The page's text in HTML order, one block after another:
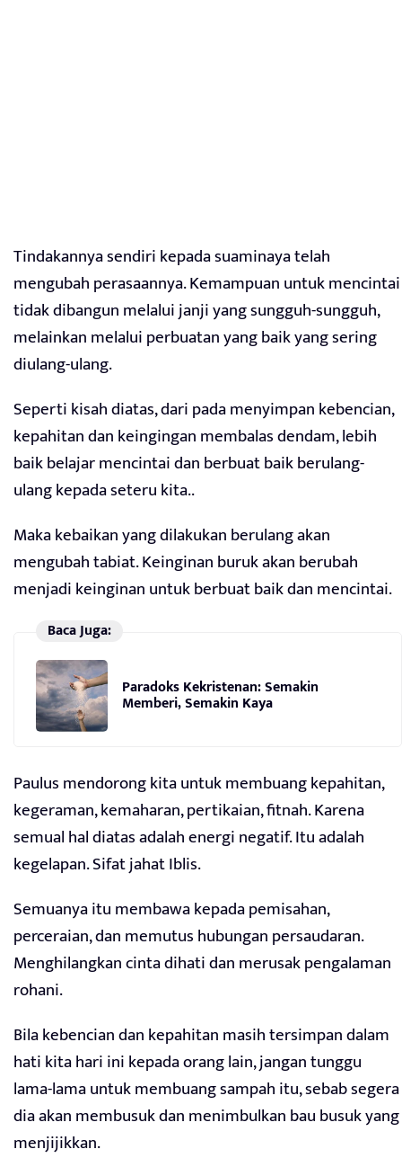
Tindakannya sendiri kepada suaminaya telah
mengubah perasaannya. Kemampuan untuk mencintai
tidak dibangun melalui janji yang sungguh-sungguh,
melainkan melalui perbuatan yang baik yang sering
diulang-ulang.
Seperti kisah diatas, dari pada menyimpan kebencian,
kepahitan dan keingingan membalas dendam, lebih
baik belajar mencintai dan berbuat baik berulang-
ulang kepada seteru kita..
Maka kebaikan yang dilakukan berulang akan
mengubah tabiat. Keinginan buruk akan berubah
menjadi keinginan untuk berbuat baik dan mencintai.
Baca Juga:
Paradoks Kekristenan: Semakin
Memberi, Semakin Kaya
Paulus mendorong kita untuk membuang kepahitan,
kegeraman, kemaharan, pertikaian, fitnah. Karena
semual hal diatas adalah energi negatif. Itu adalah
kegelapan. Sifat jahat Iblis.
Semuanya itu membawa kepada pemisahan,
perceraian, dan memutus hubungan persaudaran.
Menghilangkan cinta dihati dan merusak pengalaman
rohani.
Bila kebencian dan kepahitan masih tersimpan dalam
hati kita hari ini kepada orang lain, jangan tunggu
lama-lama untuk membuang sampah itu, sebab segera
dia akan membusuk dan menimbulkan bau busuk yang
menjijikkan.